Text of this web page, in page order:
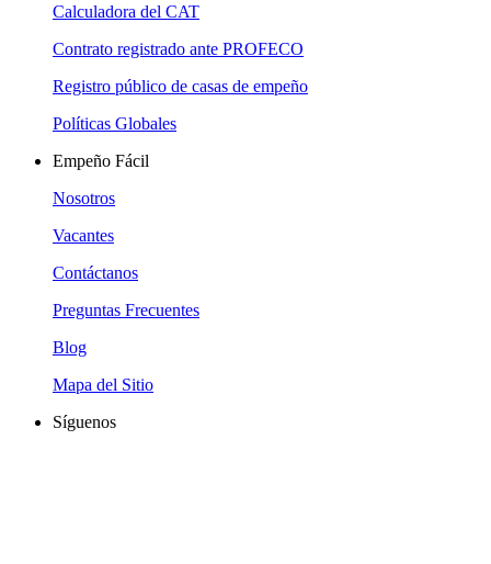
Calculadora del CAT
Contrato registrado ante PROFECO
Registro público de casas de empeño
Políticas Globales
Empeño Fácil
Nosotros
Vacantes
Contáctanos
Preguntas Frecuentes
Blog
Mapa del Sitio
Síguenos